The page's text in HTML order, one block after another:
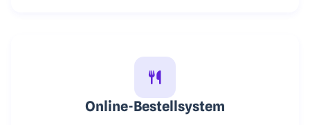
Online-Bestellsystem